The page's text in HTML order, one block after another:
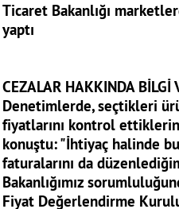
Ticaret Bakanlığı
yaptı
CEZALAR HAKKINDA BİLGİ
Denetimlerde, seçtikleri
fiyatlarını kontrol
konuştu: "İhtiyaç halinde
faturalarını da
Bakanlığımız
Fiyat Değerlendirme